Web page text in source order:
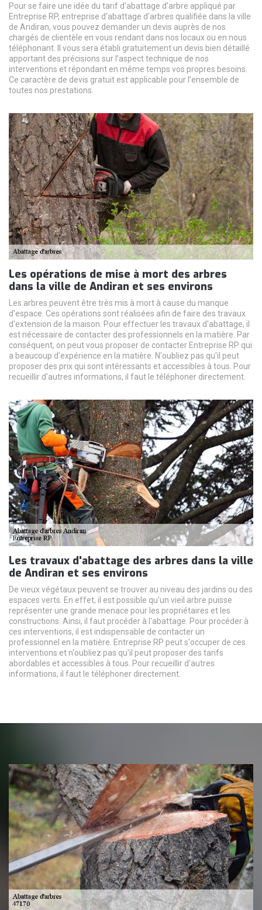
Pour se faire une idée du tarif d’abattage d’arbre appliqué par
Entreprise RP, entreprise d’abattage d’arbres qualifiée dans la ville
de Andiran, vous pouvez demander un devis auprès de nos
chargés de clientèle en vous rendant dans nos locaux ou en nous
téléphonant. Il vous sera établi gratuitement un devis bien détaillé
apportant des précisions sur l’aspect technique de nos
interventions et répondant en même temps vos propres besoins.
Ce caractère de devis gratuit est applicable pour l’ensemble de
toutes nos prestations.
Les opérations de mise à mort des arbres
dans la ville de Andiran et ses environs
Les arbres peuvent être très mis à mort à cause du manque
d'espace. Ces opérations sont réalisées afin de faire des travaux
d'extension de la maison. Pour effectuer les travaux d'abattage, il
est nécessaire de contacter des professionnels en la matière. Par
conséquent, on peut vous proposer de contacter Entreprise RP qui
a beaucoup d'expérience en la matière. N'oubliez pas qu'il peut
proposer des prix qui sont intéressants et accessibles à tous. Pour
recueillir d'autres informations, il faut le téléphoner directement.
Les travaux d'abattage des arbres dans la ville
de Andiran et ses environs
De vieux végétaux peuvent se trouver au niveau des jardins ou des
espaces verts. En effet, il est possible qu'un vieil arbre puisse
représenter une grande menace pour les propriétaires et les
constructions. Ainsi, il faut procéder à l'abattage. Pour procéder à
ces interventions, il est indispensable de contacter un
professionnel en la matière. Entreprise RP peut s'occuper de ces
interventions et n'oubliez pas qu'il peut proposer des tarifs
abordables et accessibles à tous. Pour recueillir d'autres
informations, il faut le téléphoner directement.